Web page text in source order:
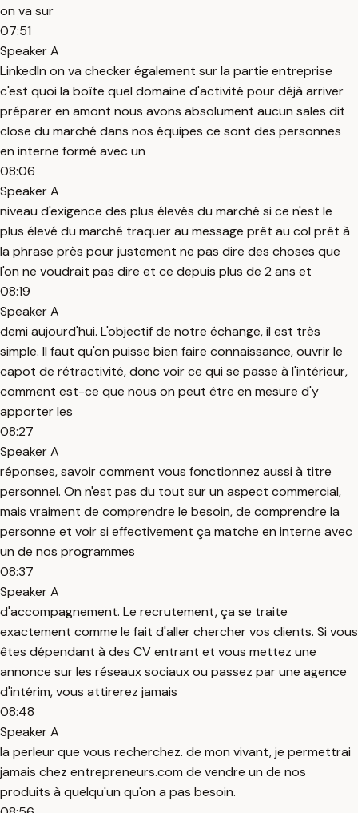
on va sur
07:51
Speaker A
LinkedIn on va checker également sur la partie entreprise
c'est quoi la boîte quel domaine d'activité pour déjà arriver
préparer en amont nous avons absolument aucun sales dit
close du marché dans nos équipes ce sont des personnes
en interne formé avec un
08:06
Speaker A
niveau d'exigence des plus élevés du marché si ce n'est le
plus élevé du marché traquer au message prêt au col prêt à
la phrase près pour justement ne pas dire des choses que
l'on ne voudrait pas dire et ce depuis plus de 2 ans et
08:19
Speaker A
demi aujourd'hui. L'objectif de notre échange, il est très
simple. Il faut qu'on puisse bien faire connaissance, ouvrir le
capot de rétractivité, donc voir ce qui se passe à l'intérieur,
comment est-ce que nous on peut être en mesure d'y
apporter les
08:27
Speaker A
réponses, savoir comment vous fonctionnez aussi à titre
personnel. On n'est pas du tout sur un aspect commercial,
mais vraiment de comprendre le besoin, de comprendre la
personne et voir si effectivement ça matche en interne avec
un de nos programmes
08:37
Speaker A
d'accompagnement. Le recrutement, ça se traite
exactement comme le fait d'aller chercher vos clients. Si vous
êtes dépendant à des CV entrant et vous mettez une
annonce sur les réseaux sociaux ou passez par une agence
d'intérim, vous attirerez jamais
08:48
Speaker A
la perleur que vous recherchez. de mon vivant, je permettrai
jamais chez entrepreneurs.com de vendre un de nos
produits à quelqu'un qu'on a pas besoin.